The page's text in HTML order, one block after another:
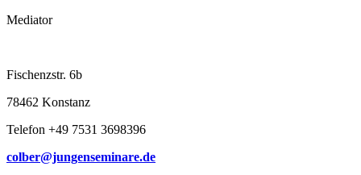
Mediator
Fischenzstr. 6b
78462 Konstanz
Telefon +49 7531 3698396
colber@jungenseminare.de